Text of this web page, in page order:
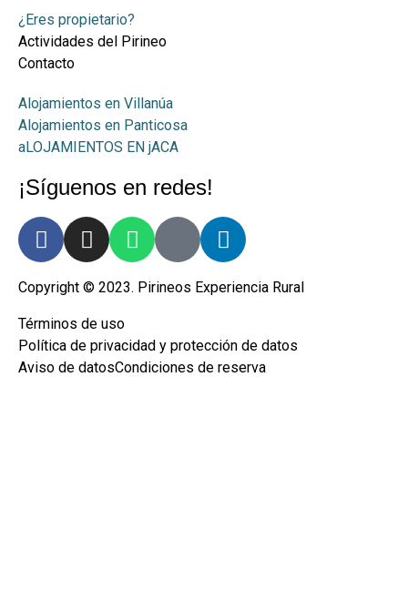
¿Eres propietario?
Actividades del Pirineo
Contacto
Alojamientos en Villanúa
Alojamientos en Panticosa
aLOJAMIENTOS EN jACA
¡Síguenos en redes!
Copyright © 2023. Pirineos Experiencia Rural
Términos de uso
Política de privacidad y protección de datos
Aviso de datosCondiciones de reserva